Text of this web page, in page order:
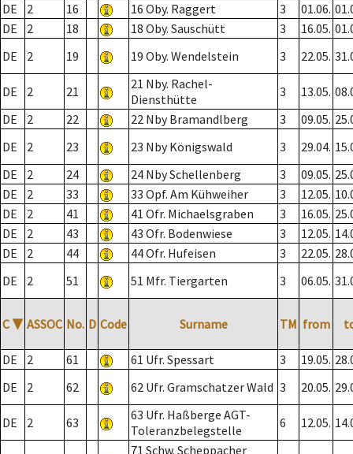
DE
2 16 16 Oby. Raggert 3 01.06.
DE
2 18 18 Oby. Sauschütt 3 16.05.
DE
2 19 19 Oby. Wendelstein 3 22.05.
DE 2 21
21 Nby. Rachel-
Diensthütte
3 13.05.
DE
2 22 22 Nby Bramandlberg 3 09.05.
DE
2 23 23 Nby Königswald 3 29.04.
DE
2 24 24 Nby Schellenberg 3 09.05.
DE
2 33 33 Opf. Am Kühweiher 3 12.05.
DE
2 41 41 Ofr. Michaelsgraben 3 16.05.
DE
2 43 43 Ofr. Bodenwiese 3 12.05.
DE
2 44 44 Ofr. Hufeisen 3 22.05.
DE
2 51 51 Mfr. Tiergarten 3 06.05.
C ▼ ASSOC No. D Code Surname TM from
DE 2 61 61 Ufr. Spessart 3 19.05.
DE
2 62 62 Ufr. Gramschatzer Wald 3 20.05.
DE 2 63
63 Ufr. Haßberge AGT-
Toleranzbelegstelle
6 12.05.
71 Schw. Scheppacher